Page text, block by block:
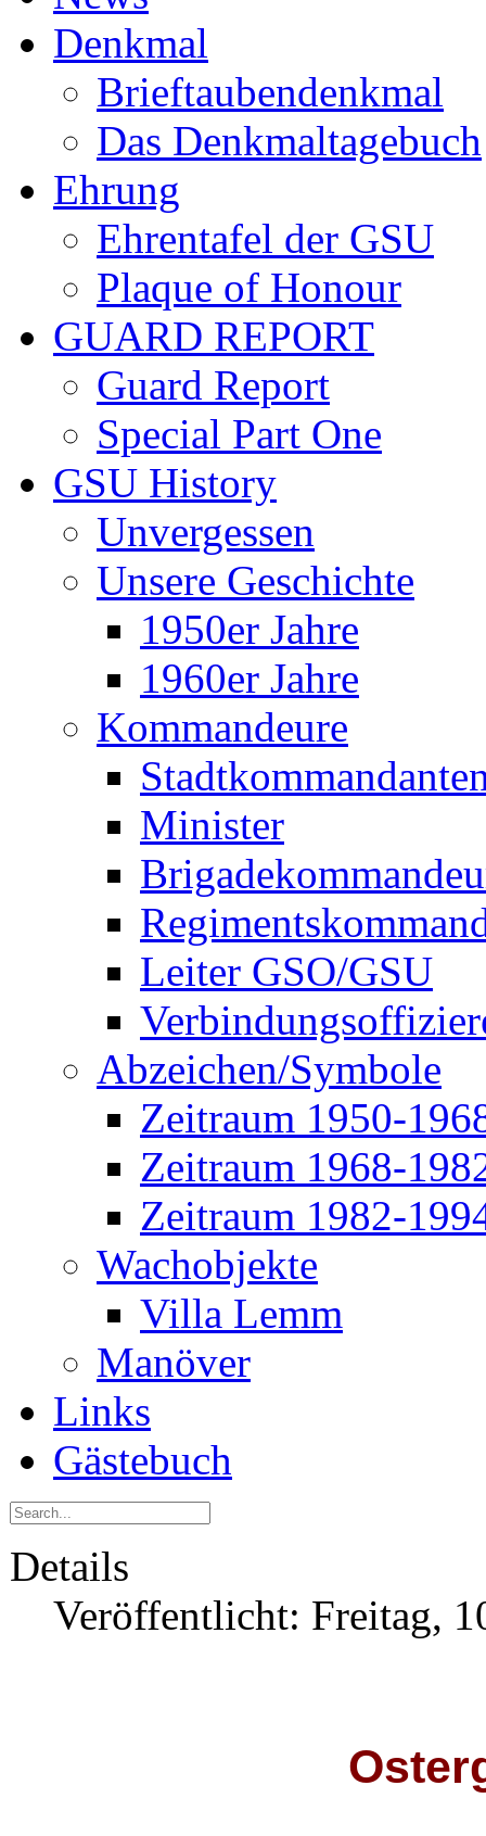
Denkmal
Brieftaubendenkmal
Das Denkmaltagebuch
Ehrung
Ehrentafel der GSU
Plaque of Honour
GUARD REPORT
Guard Report
Special Part One
GSU History
Unvergessen
Unsere Geschichte
1950er Jahre
1960er Jahre
Kommandeure
Minister
Leiter GSO/GSU
Abzeichen/Symbole
Zeitraum 1950-
Zeitraum 1968-
Zeitraum 1982-
Wachobjekte
Villa Lemm
Manöver
Links
Gästebuch
Details
Veröffentlicht: Freitag,